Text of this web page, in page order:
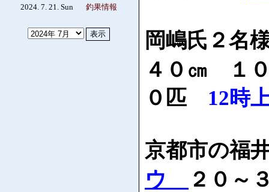
2024. 7. 21. Sun
釣果情報
岡嶋氏２名
４０㎝ １
０匹 12時
京都市の福
ウ
２０～